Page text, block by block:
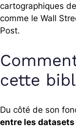
cartographiques
comme le Wall
Post.
cette
Du côté de son
entre les datasets